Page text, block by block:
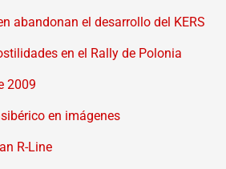
abandonan el desarrollo del KERS
en el Rally de Polonia
2009
en imágenes
R-Line